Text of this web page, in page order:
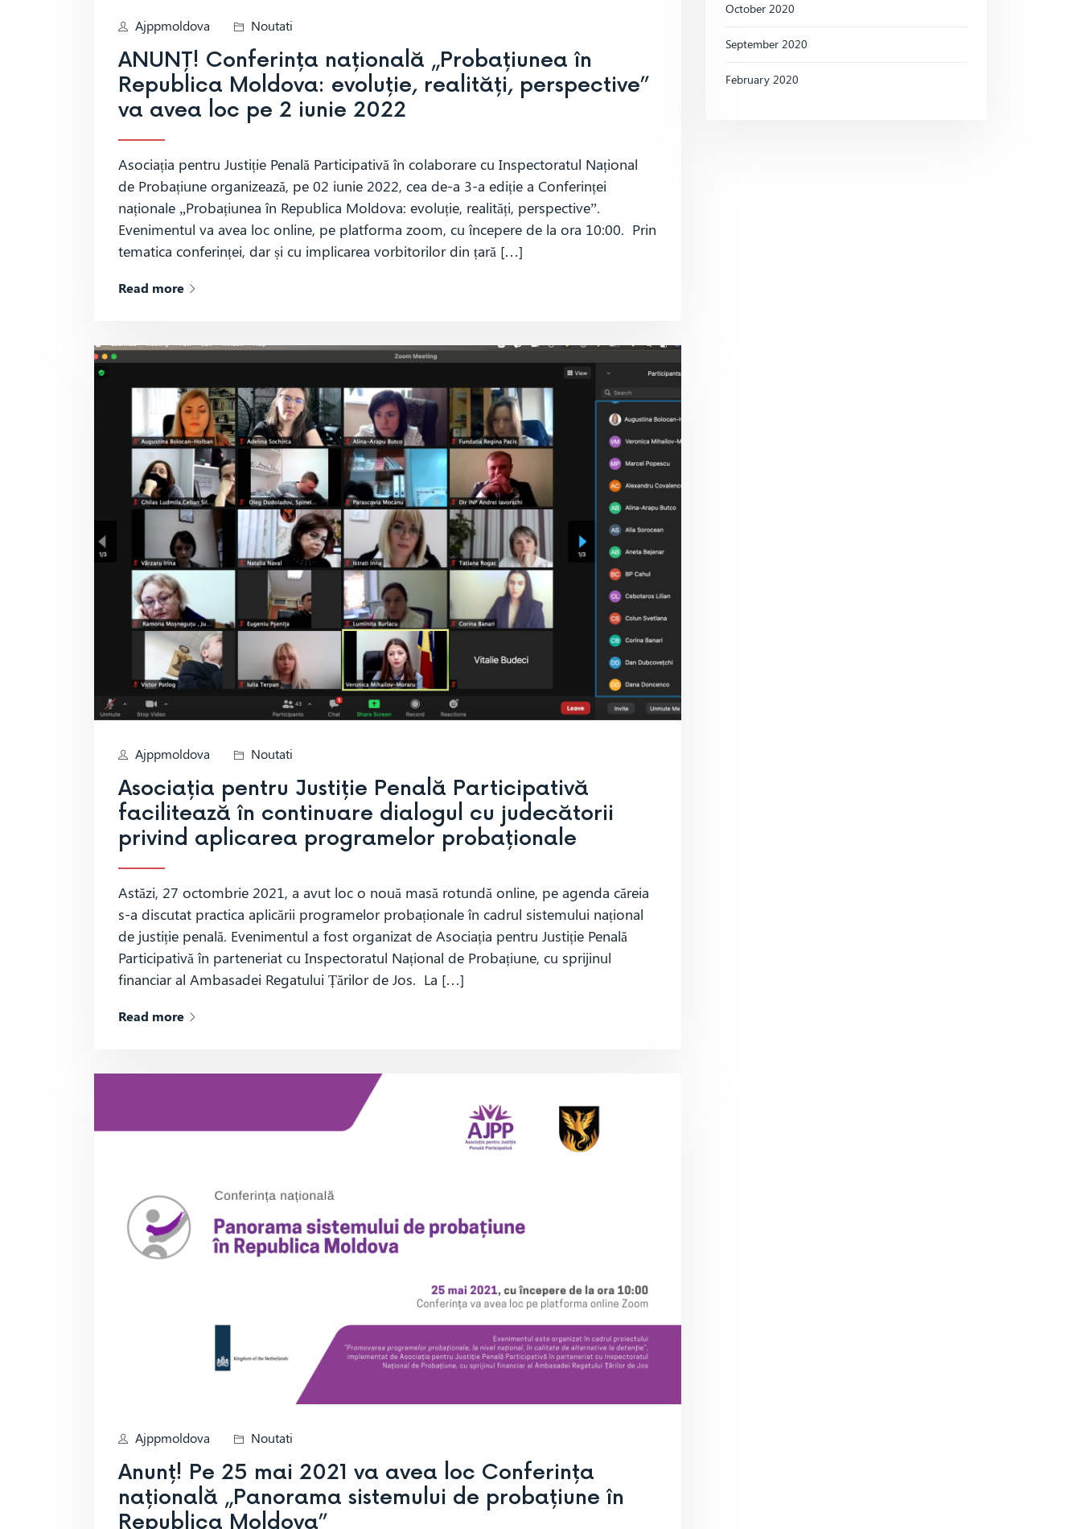
Ajppmoldova Noutati
ANUNȚ! Conferința națională „Probațiunea în
Republica Moldova: evoluție, realități, perspective”
va avea loc pe 2 iunie 2022
Asociația pentru Justiție Penală Participativă în colaborare cu Inspectoratul Național
de Probațiune organizează, pe 02 iunie 2022, cea de-a 3-a ediție a Conferinței
naționale „Probațiunea în Republica Moldova: evoluție, realități, perspective”.
Evenimentul va avea loc online, pe platforma zoom, cu începere de la ora 10:00. Prin
tematica conferinței, dar și cu implicarea vorbitorilor din țară […]
Read more
Ajppmoldova Noutati
Asociația pentru Justiție Penală Participativă
facilitează în continuare dialogul cu judecătorii
privind aplicarea programelor probaționale
Astăzi, 27 octombrie 2021, a avut loc o nouă masă rotundă online, pe agenda căreia
s-a discutat practica aplicării programelor probaționale în cadrul sistemului național
de justiție penală. Evenimentul a fost organizat de Asociația pentru Justiție Penală
Participativă în parteneriat cu Inspectoratul Național de Probațiune, cu sprijinul
financiar al Ambasadei Regatului Țărilor de Jos. La […]
Read more
Ajppmoldova Noutati
Anunț! Pe 25 mai 2021 va avea loc Conferința
națională „Panorama sistemului de probațiune în
Republica Moldova”
October 2020
September 2020
February 2020